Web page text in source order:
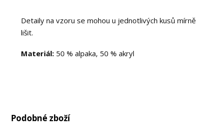
Detaily na vzoru se mohou u jednotlivých kusů mírně
lišit.
Materiál:50 % alpaka, 50 % akryl
Podobné zboží